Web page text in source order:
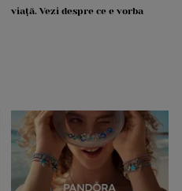
viață. Vezi despre ce e vorba